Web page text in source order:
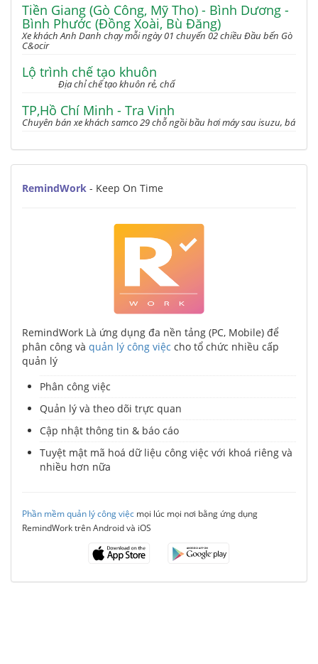
Tiền Giang (Gò Công, Mỹ Tho) - Bình Dương -
Bình Phước (Đồng Xoài, Bù Đăng)
Xe khách Anh Danh chạy mỗi ngày 01 chuyến 02 chiều Đầu bến Gò
C&ocir
Lộ trình chế tạo khuôn
Địa chỉ chế tạo khuôn rẻ, chấ
TP,Hồ Chí Minh - Tra Vinh
Chuyên bán xe khách samco 29 chỗ ngồi bầu hơi máy sau isuzu, bá
RemindWork - Keep On Time
RemindWork Là ứng dụng đa nền tảng (PC, Mobile) để
phân công và quản lý công việc cho tổ chức nhiều cấp
quản lý
Phân công việc
Quản lý và theo dõi trực quan
Cập nhật thông tin & báo cáo
Tuyệt mật mã hoá dữ liệu công việc với khoá riêng và
nhiều hơn nữa
Phần mềm quản lý công việc mọi lúc mọi nơi bằng ứng dụng
RemindWork trên Android và iOS